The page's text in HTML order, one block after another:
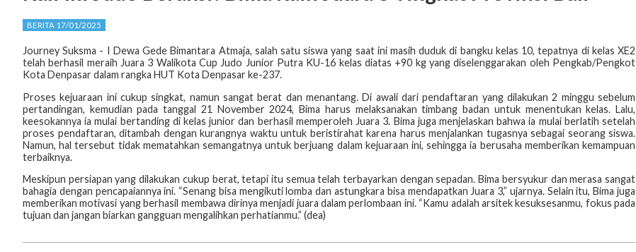
BERITA 17/01/2025
Journey Suksma - I Dewa Gede Bimantara Atmaja, salah satu siswa yang saat ini masih duduk di bangku kelas 10, tepatnya di kelas XE2
telah berhasil meraih Juara 3 Walikota Cup Judo Junior Putra KU-16 kelas diatas +90 kg yang diselenggarakan oleh Pengkab/Pengkot
Kota Denpasar dalam rangka HUT Kota Denpasar ke-237.
Proses kejuaraan ini cukup singkat, namun sangat berat dan menantang. Di awali dari pendaftaran yang dilakukan 2 minggu sebelum
pertandingan, kemudian pada tanggal 21 November 2024, Bima harus melaksanakan timbang badan untuk menentukan kelas. Lalu,
keesokannya ia mulai bertanding di kelas junior dan berhasil memperoleh Juara 3. Bima juga menjelaskan bahwa ia mulai berlatih setelah
proses pendaftaran, ditambah dengan kurangnya waktu untuk beristirahat karena harus menjalankan tugasnya sebagai seorang siswa.
Namun, hal tersebut tidak mematahkan semangatnya untuk berjuang dalam kejuaraan ini, sehingga ia berusaha memberikan kemampuan
terbaiknya.
Meskipun persiapan yang dilakukan cukup berat, tetapi itu semua telah terbayarkan dengan sepadan. Bima bersyukur dan merasa sangat
bahagia dengan pencapaiannya ini. “Senang bisa mengikuti lomba dan astungkara bisa mendapatkan Juara 3,” ujarnya. Selain itu, Bima juga
memberikan motivasi yang berhasil membawa dirinya menjadi juara dalam perlombaan ini. “Kamu adalah arsitek kesuksesanmu, fokus pada
tujuan dan jangan biarkan gangguan mengalihkan perhatianmu.” (dea)